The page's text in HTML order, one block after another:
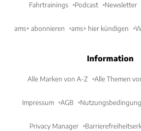
Fahrtrainings Podcast Newsletter
ams+ abonnieren ams+ hier kündigen
Information
Alle Marken von A-Z Alle Themen
Impressum AGB
Privacy Manager